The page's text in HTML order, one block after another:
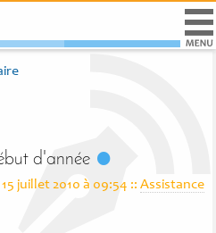
d'année
juillet 2010 à 09:54 :: Assistance